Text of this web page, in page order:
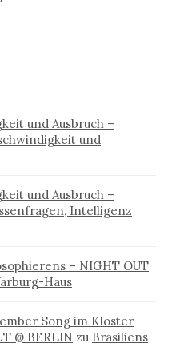
und Ausbruch –
und
und Ausbruch –
Intelligenz
– NIGHT OUT
Haus
Song im Kloster
@ BERLIN zu Brasiliens